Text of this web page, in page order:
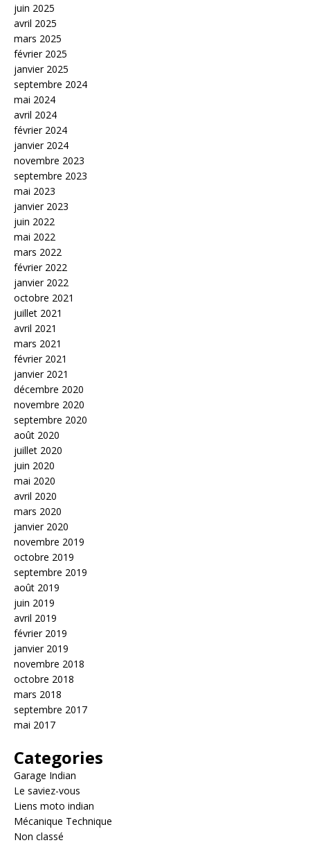
juin 2025
avril 2025
mars 2025
février 2025
janvier 2025
septembre 2024
mai 2024
avril 2024
février 2024
janvier 2024
novembre 2023
septembre 2023
mai 2023
janvier 2023
juin 2022
mai 2022
mars 2022
février 2022
janvier 2022
octobre 2021
juillet 2021
avril 2021
mars 2021
février 2021
janvier 2021
décembre 2020
novembre 2020
septembre 2020
août 2020
juillet 2020
juin 2020
mai 2020
avril 2020
mars 2020
janvier 2020
novembre 2019
octobre 2019
septembre 2019
août 2019
juin 2019
avril 2019
février 2019
janvier 2019
novembre 2018
octobre 2018
mars 2018
septembre 2017
mai 2017
Categories
Garage Indian
Le saviez-vous
Liens moto indian
Mécanique Technique
Non classé